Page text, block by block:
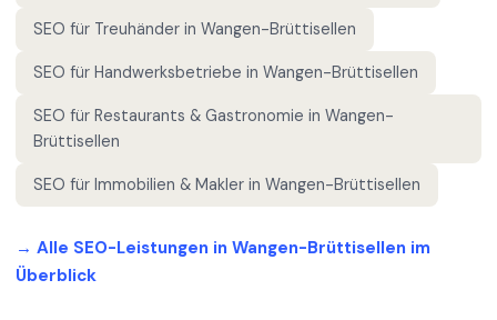
SEO für Treuhänder in Wangen-Brüttisellen
SEO für Handwerksbetriebe in Wangen-Brüttisellen
SEO für Restaurants & Gastronomie in Wangen-
Brüttisellen
SEO für Immobilien & Makler in Wangen-Brüttisellen
→ Alle SEO-Leistungen in Wangen-Brüttisellen im
Überblick